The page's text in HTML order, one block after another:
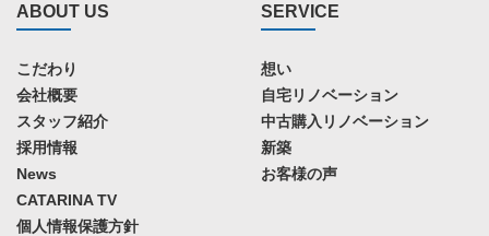
ABOUT US
こだわり
会社概要
スタッフ紹介
採用情報
News
CATARINA TV
個人情報保護方針
SERVICE
想い
自宅リノベーション
中古購入リノベーション
新築
お客様の声